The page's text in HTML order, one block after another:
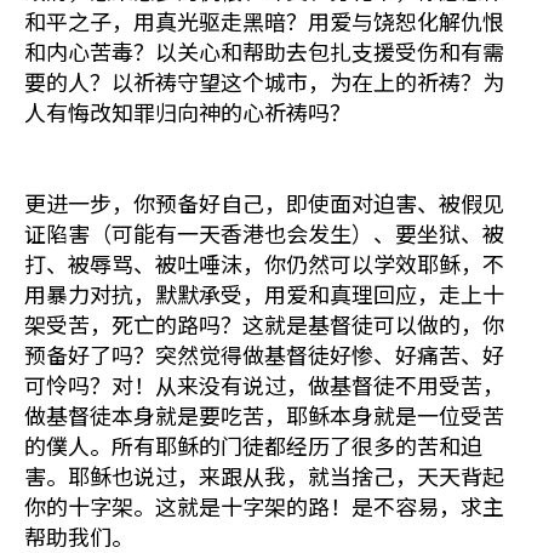
和平之子，用真光驱走黑暗？用爱与饶恕化解仇恨
和内心苦毒？以关心和帮助去包扎支援受伤和有需
要的人？以祈祷守望这个城市，为在上的祈祷？为
人有悔改知罪归向神的心祈祷吗？
更进一步，你预备好自己，即使面对迫害、被假见
证陷害（可能有一天香港也会发生）、要坐狱、被
打、被辱骂、被吐唾沫，你仍然可以学效耶稣，不
用暴力对抗，默默承受，用爱和真理回应，走上十
架受苦，死亡的路吗？这就是基督徒可以做的，你
预备好了吗？突然觉得做基督徒好惨、好痛苦、好
可怜吗？对！从来没有说过，做基督徒不用受苦，
做基督徒本身就是要吃苦，耶稣本身就是一位受苦
的僕人。所有耶稣的门徒都经历了很多的苦和迫
害。耶稣也说过，来跟从我，就当捨己，天天背起
你的十字架。这就是十字架的路！是不容易，求主
帮助我们。